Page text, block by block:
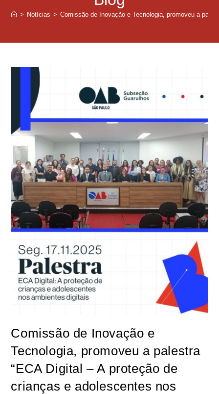
> Notícias > Comissão de Inovação e Tecnologia, promoveu a
Comissão de Inovação e
Tecnologia, promoveu a palestra
“ECA Digital – A proteção de
crianças e adolescentes nos